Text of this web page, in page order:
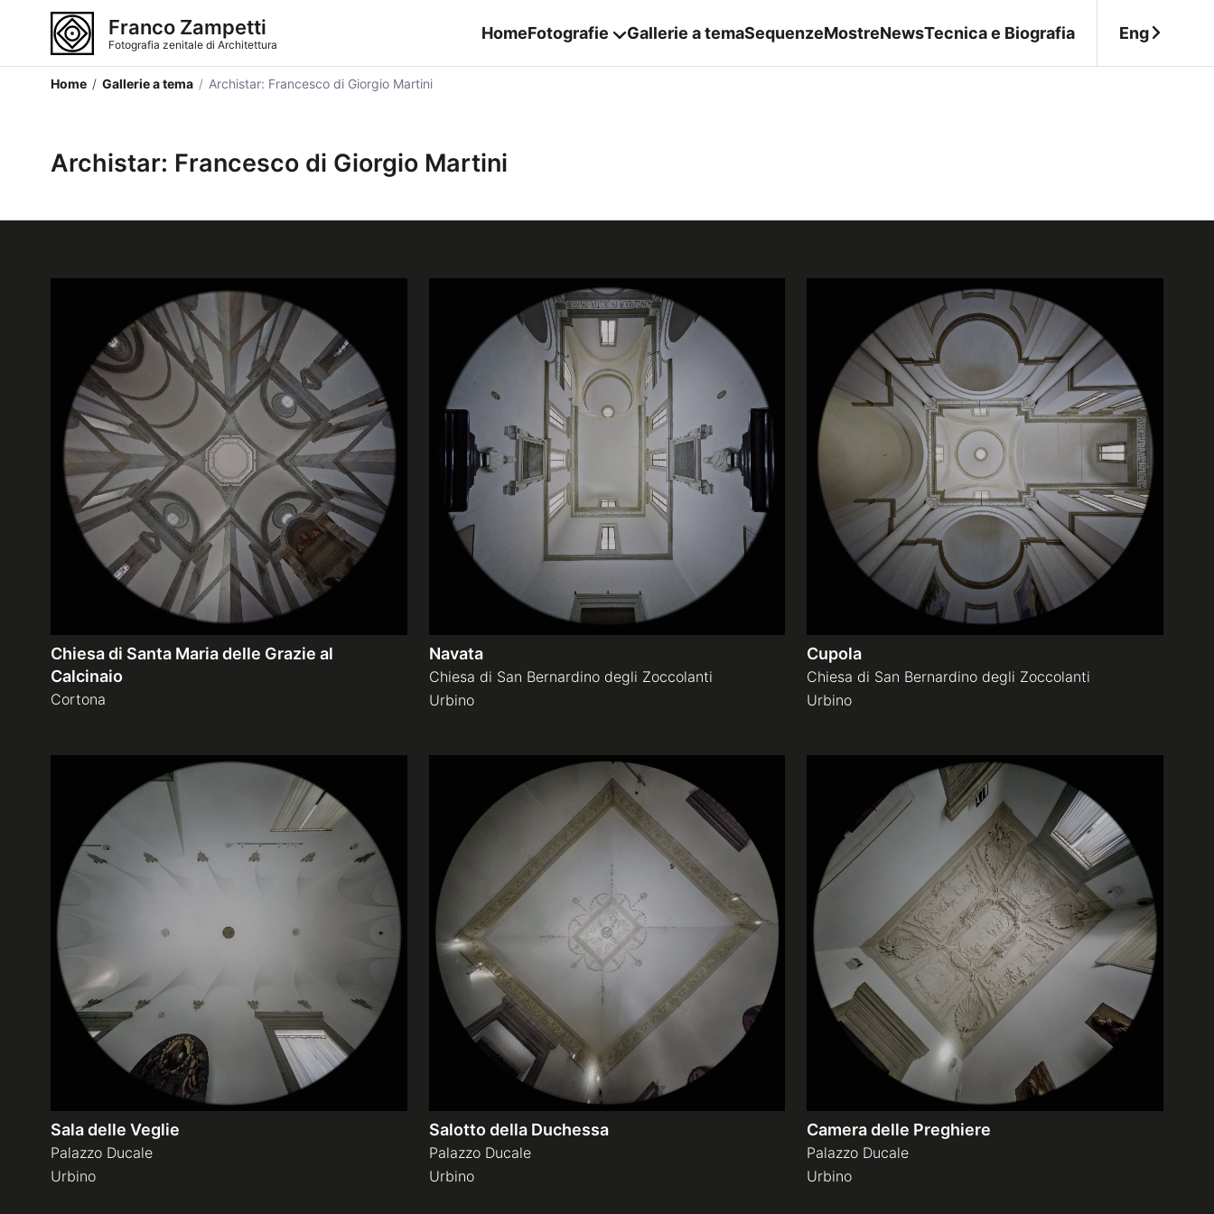
Franco Zampetti
Fotografia zenitale di Architettura
HomeFotografie Gallerie a temaSequenzeMostreNewsTecnica e Biografia Eng
Home / Gallerie a tema / Archistar: Francesco di Giorgio Martini
Archistar: Francesco di Giorgio Martini
Chiesa di Santa Maria delle Grazie al
Calcinaio
Cortona
Navata
Chiesa di San Bernardino degli Zoccolanti
Urbino
Cupola
Chiesa di San Bernardino degli Zoccolanti
Urbino
Sala delle Veglie
Palazzo Ducale
Urbino
Salotto della Duchessa
Palazzo Ducale
Urbino
Camera delle Preghiere
Palazzo Ducale
Urbino